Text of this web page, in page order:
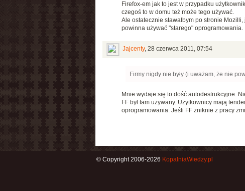
Firefox-em jak to jest w przypadku
czegoś to w domu też może tego używać.
Ale ostatecznie stawałbym po stronie
powinna używać "starego" oprogramowania.
Jajcenty, 28 czerwca 2011, 07:54
Firmy nigdy nie były (i uważam, że nie
Mnie wydaje się to dość autodestrukcyjne.
FF był tam używany. Użytkownicy mają
oprogramowania. Jeśli FF zniknie z pracy
© Copyright 2006-2026 KopalniaWiedzy.pl